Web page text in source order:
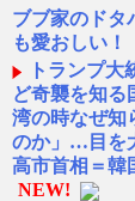
ブブ家のドタ
も愛おしい！
トランプ大
ど奇襲を知る
湾の時なぜ知
のか」…目を
高市首相＝韓
NEW!